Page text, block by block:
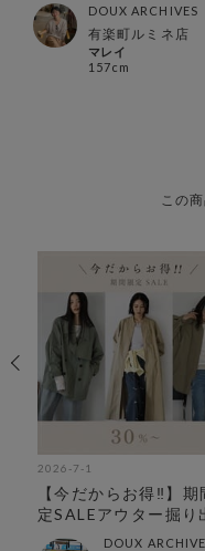
DOUX ARCHIVES
有楽町ルミネ店
マレイ
157cm
この
2026-7-1
【今だからお得‼︎】期
定SALEアウター掘り
特集‼︎
DOUX